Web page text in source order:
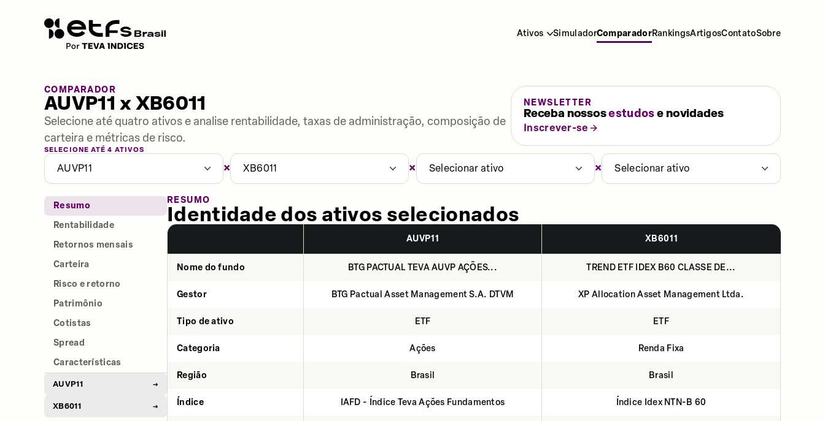
Ativos SimuladorComparadorRankingsArtigosContatoSobre
COMPARADOR
AUVP11 x XB6011
Selecione até quatro ativos e analise rentabilidade, taxas de administração, composição de
carteira e métricas de risco.
NEWSLETTER
Receba nossosestudose novidades
Inscrever-se
SELECIONE ATÉ 4 ATIVOS
AUVP11 × XB6011 × Selecionar ativo × Selecionar ativo
Resumo
Rentabilidade
Retornos mensais
Carteira
Risco e retorno
Patrimônio
Cotistas
Spread
Características
AUVP11 →
XB6011 →
RESUMO
Identidade dos ativos selecionados
AUVP11 XB6011
Nome do fundo BTG PACTUAL TEVA AUVP AÇÕES... TREND ETF IDEX B60 CLASSE DE...
Gestor BTG Pactual Asset Management S.A. DTVM XP Allocation Asset Management Ltda.
Tipo de ativo ETF ETF
Categoria Ações Renda Fixa
Região Brasil Brasil
Índice IAFD - Índice Teva Ações Fundamentos Índice Idex NTN-B 60